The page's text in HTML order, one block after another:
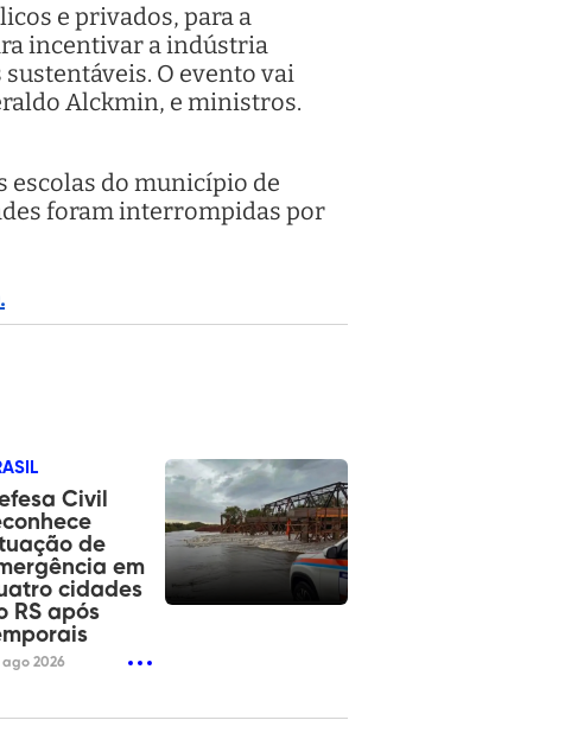
e privados, para a
incentivar a indústria
O evento vai
Alckmin, e ministros.
escolas do município de
foram interrompidas por
Civil
de
em
cidades
RS após
2026